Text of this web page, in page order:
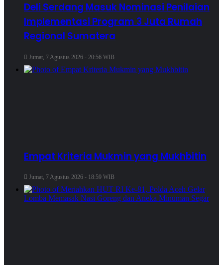
Deli Serdang Masuk Nominasi Penilaian
Implementasi Program 3 Juta Rumah
Regional Sumatera
Jumat, 7 Agustus 2026 - 20:56 WIB
Empat Kriteria Mukmin yang Mukhbitin
Jumat, 7 Agustus 2026 - 18:59 WIB